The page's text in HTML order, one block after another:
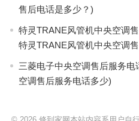
售后电话是多少？)
特灵TRANE风管机中央空调
特灵TRANE风管机中央空调
三菱电子中央空调售后服务
空调售后服务电话多少)